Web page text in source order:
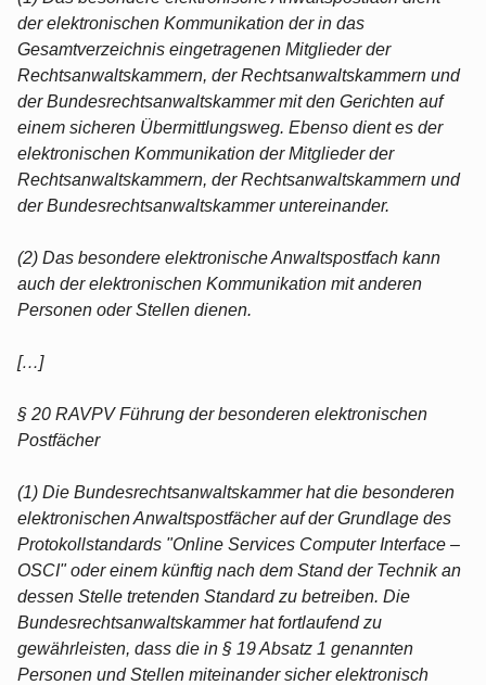
der elektronischen Kommunikation der in das
Gesamtverzeichnis eingetragenen Mitglieder der
Rechtsanwaltskammern, der Rechtsanwaltskammern und
der Bundesrechtsanwaltskammer mit den Gerichten auf
einem sicheren Übermittlungsweg. Ebenso dient es der
elektronischen Kommunikation der Mitglieder der
Rechtsanwaltskammern, der Rechtsanwaltskammern und
der Bundesrechtsanwaltskammer untereinander.
(2) Das besondere elektronische Anwaltspostfach kann
auch der elektronischen Kommunikation mit anderen
Personen oder Stellen dienen.
[…]
§ 20 RAVPV Führung der besonderen elektronischen
Postfächer
(1) Die Bundesrechtsanwaltskammer hat die besonderen
elektronischen Anwaltspostfächer auf der Grundlage des
Protokollstandards "Online Services Computer Interface –
OSCI" oder einem künftig nach dem Stand der Technik an
dessen Stelle tretenden Standard zu betreiben. Die
Bundesrechtsanwaltskammer hat fortlaufend zu
gewährleisten, dass die in § 19 Absatz 1 genannten
Personen und Stellen miteinander sicher elektronisch